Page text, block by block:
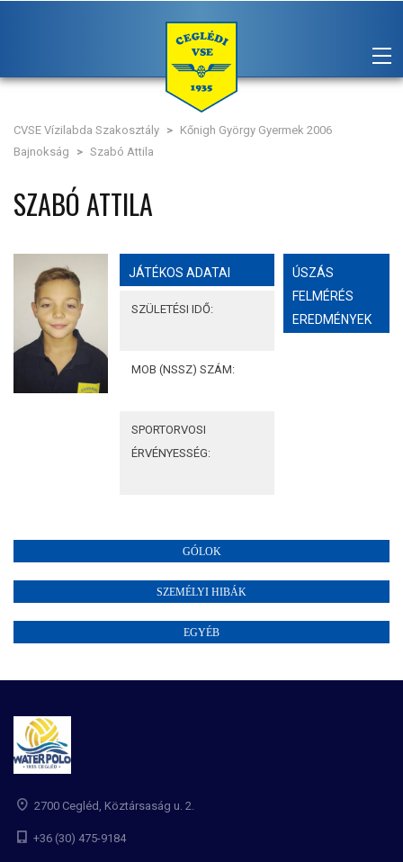
CVSE Vízilabda Szakosztály > Kőnigh György Gyermek 2006
Bajnokság
> Szabó Attila
SZABÓ ATTILA
JÁTÉKOS ADATAI
SZÜLETÉSI IDŐ:
MOB (NSSZ) SZÁM:
SPORTORVOSI
ÉRVÉNYESSÉG:
ÚSZÁS
FELMÉRÉS
EREDMÉNYEK
GÓLOK
SZEMÉLYI HIBÁK
EGYÉB
2700 Cegléd, Köztársaság u. 2.
+36 (30) 475-9184